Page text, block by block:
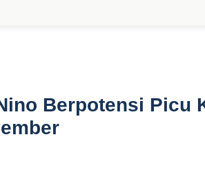
Berpotensi Picu